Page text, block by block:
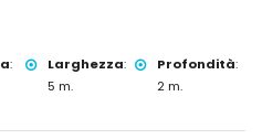
:
Larghezza:
5 m.
Profondità:
2 m.